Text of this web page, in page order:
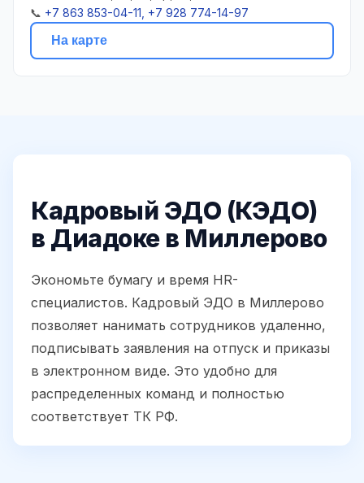
📞 +7 863 853-04-11, +7 928 774-14-97
На карте
Кадровый ЭДО (КЭДО)
в Диадоке в Миллерово
Экономьте бумагу и время HR-
специалистов. Кадровый ЭДО в Миллерово
позволяет нанимать сотрудников удаленно,
подписывать заявления на отпуск и приказы
в электронном виде. Это удобно для
распределенных команд и полностью
соответствует ТК РФ.